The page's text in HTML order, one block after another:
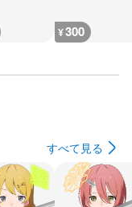
¥300
すべて見る